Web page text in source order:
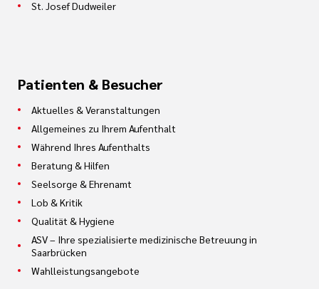
St. Josef Dudweiler
Patienten & Besucher
Aktuelles & Veranstaltungen
Allgemeines zu Ihrem Aufenthalt
Während Ihres Aufenthalts
Beratung & Hilfen
Seelsorge & Ehrenamt
Lob & Kritik
Qualität & Hygiene
ASV – Ihre spezialisierte medizinische Betreuung in
Saarbrücken
Wahlleistungsangebote